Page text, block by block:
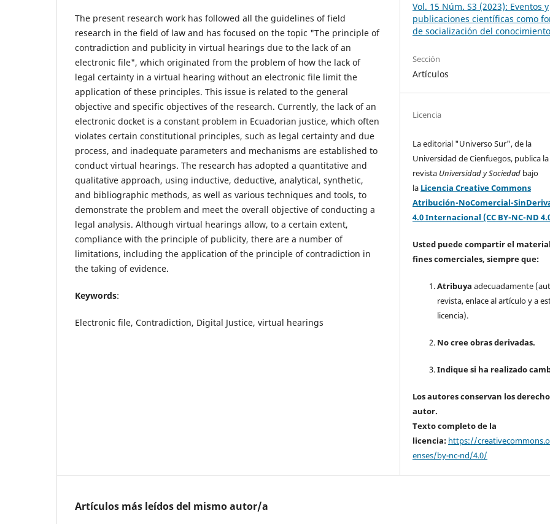
The present research work has followed all the guidelines of field
research in the field of law and has focused on the topic "The principle of
contradiction and publicity in virtual hearings due to the lack of an
electronic file", which originated from the problem of how the lack of
legal certainty in a virtual hearing without an electronic file limit the
application of these principles. This issue is related to the general
objective and specific objectives of the research. Currently, the lack of an
electronic docket is a constant problem in Ecuadorian justice, which often
violates certain constitutional principles, such as legal certainty and due
process, and inadequate parameters and mechanisms are established to
conduct virtual hearings. The research has adopted a quantitative and
qualitative approach, using inductive, deductive, analytical, synthetic,
and bibliographic methods, as well as various techniques and tools, to
demonstrate the problem and meet the overall objective of conducting a
legal analysis. Although virtual hearings allow, to a certain extent,
compliance with the principle of publicity, there are a number of
limitations, including the application of the principle of contradiction in
the taking of evidence.
Keywords:
Electronic file, Contradiction, Digital Justice, virtual hearings
Vol. 15 Núm. S3 (2023): Eventos y
publicaciones científicas como
de socialización del conocimiento
Sección
Artículos
Licencia
La editorial "Universo Sur", de la
Universidad de Cienfuegos, publica la
revista Universidad y Sociedad bajo
la Licencia Creative Commons
Atribución-NoComercial-
4.0 Internacional (CC BY-NC-ND
Usted puede compartir el
fines comerciales, siempre que:
Atribuya adecuadamente
revista, enlace al artículo y a
licencia).
No cree obras derivadas.
Indique si ha realizado
Los autores conservan los
autor.
Texto completo de la
licencia: https://
enses/by-nc-nd/4.0/
Artículos más leídos del mismo autor/a